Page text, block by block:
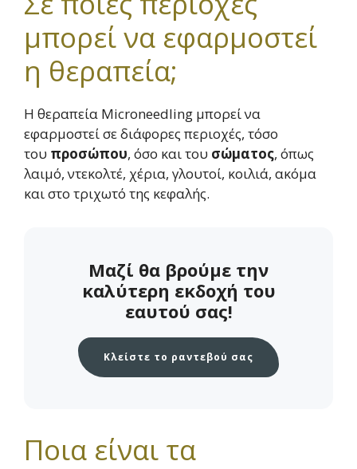
μπορεί να εφαρμοστεί
η θεραπεία;
Η θεραπεία Microneedling μπορεί να
εφαρμοστεί σε διάφορες περιοχές, τόσο
του προσώπου, όσο και του σώματος, όπως
λαιμό, ντεκολτέ, χέρια, γλουτοί, κοιλιά, ακόμα
και στο τριχωτό της κεφαλής.
Μαζί θα βρούμε την
καλύτερη εκδοχή του
εαυτού σας!
Κλείστε το ραντεβού σας
Ποια είναι τα